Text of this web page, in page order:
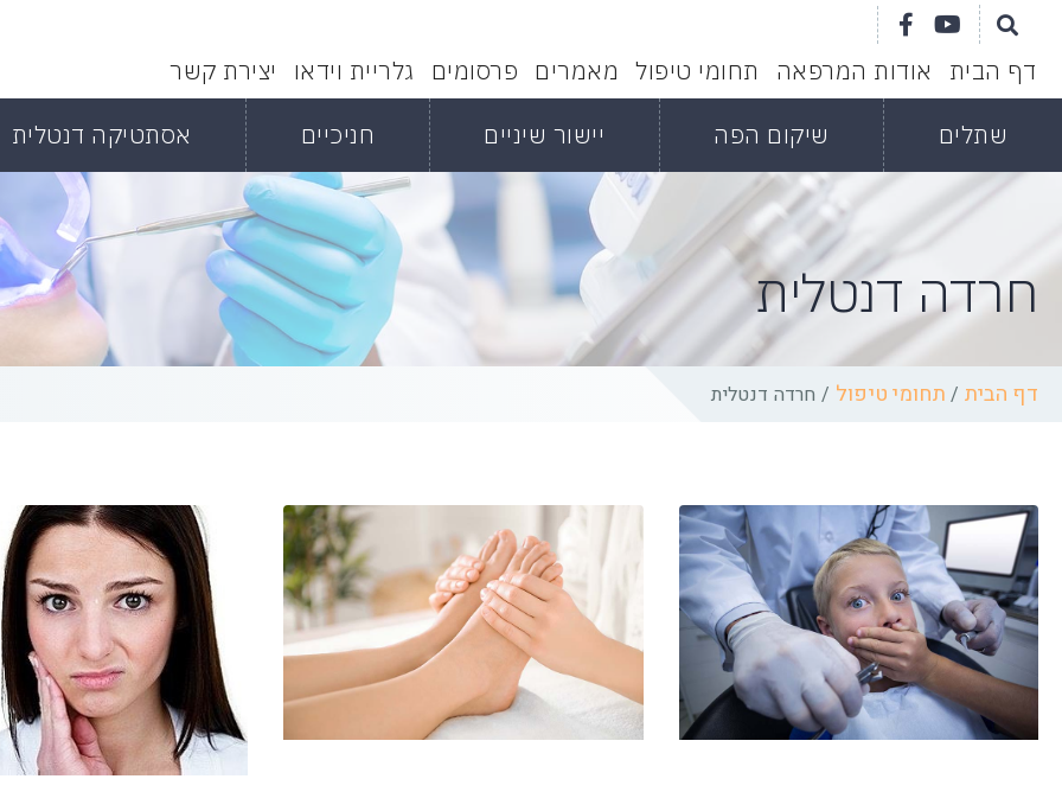
דף הבית אודות המרפאה תחומי טיפול מאמרים פרסומים גלריית וידאו
יצירת קשר
שתלים
שיקום הפה יישור שיניים חניכיים אסתטיקה דנטלית
חרדה דנטלית
דף הבית / תחומי טיפול / חרדה דנטלית